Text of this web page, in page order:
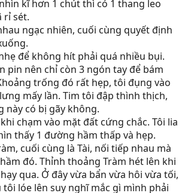
kĩ hơn 1 chút thì có 1 thang leo
rỉ sét.
ngạc nhiên, cuối cùng quyết định
để không hít phải quá nhiều bụi.
pin nên chỉ còn 3 ngón tay để bám
trống đó rất hẹp, tôi đụng vào
mấy lần. Tim tôi đập thình thịch,
này có bị gãy không.
chạm vào mặt đất cứng chắc. Tôi lia
thấy 1 đường hầm thấp và hẹp.
cuối cùng là Tài, nối tiếp nhau mà
đó. Thỉnh thoảng Tràm hét lên khi
qua. Ở đây vừa bẩn vừa hôi vừa tối,
lóe lên suy nghĩ mắc gì mình phải